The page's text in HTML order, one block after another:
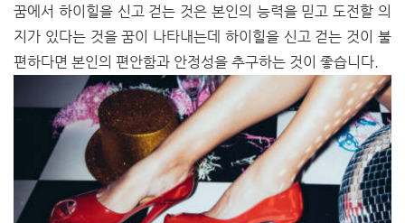
꿈에서 하이힐을 신고 걷는 것은 본인의 능력을 믿고 도전할 의
지가 있다는 것을 꿈이 나타내는데 하이힐을 신고 걷는 것이 불
편하다면 본인의 편안함과 안정성을 추구하는 것이 좋습니다.